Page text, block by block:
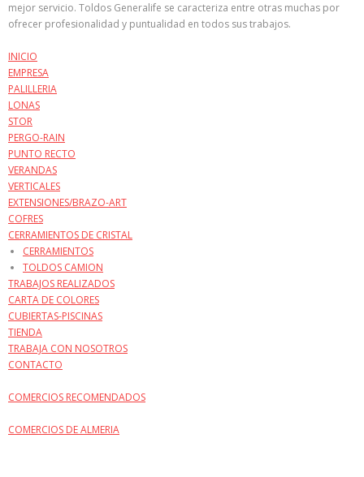
mejor servicio. Toldos Generalife se caracteriza entre otras muchas por
ofrecer profesionalidad y puntualidad en todos sus trabajos.
INICIO
EMPRESA
PALILLERIA
LONAS
STOR
PERGO-RAIN
PUNTO RECTO
VERANDAS
VERTICALES
EXTENSIONES/BRAZO-ART
COFRES
CERRAMIENTOS DE CRISTAL
CERRAMIENTOS
TOLDOS CAMION
TRABAJOS REALIZADOS
CARTA DE COLORES
CUBIERTAS-PISCINAS
TIENDA
TRABAJA CON NOSOTROS
CONTACTO
COMERCIOS RECOMENDADOS
COMERCIOS DE ALMERIA